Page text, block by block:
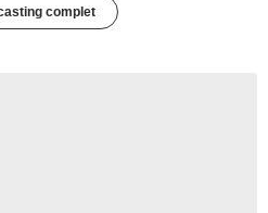
complet